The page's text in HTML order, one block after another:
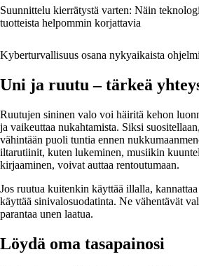
Suunnittelu kierrätystä varten: Näin
tuotteista helpommin korjattavia
Kyberturvallisuus osana nykyaikaista
Uni ja ruutu – tärkeä
Ruutujen sininen valo voi häiritä kehon
ja vaikeuttaa nukahtamista. Siksi
vähintään puoli tuntia ennen
iltarutiinit, kuten lukeminen, musiikin
kirjaaminen, voivat auttaa rentoutumaan.
Jos ruutua kuitenkin käyttää illalla,
käyttää sinivalosuodatinta. Ne vähentävät
parantaa unen laatua.
Löydä oma tasapainosi